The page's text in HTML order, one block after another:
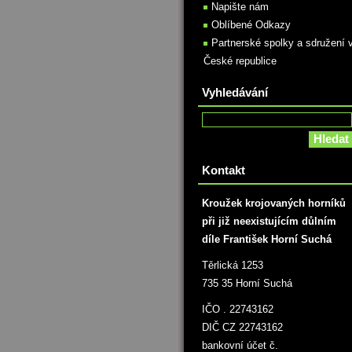
Napište nám
Oblíbené Odkazy
Partnerské spolky a sdružení
České republice
Vyhledávání
Kontakt
Kroužek krojovaných horníků
při již neexistujícím důlním
díle František Horní Suchá
Těrlická 1253
735 35 Horní Suchá
IČO . 22743162
DIČ CZ 22743162
bankovní účet č.